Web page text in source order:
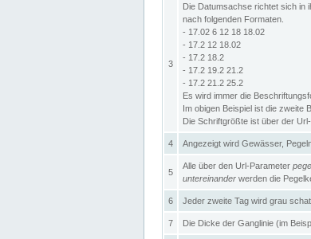
3
Die Datumsachse richtet sich in
nach folgenden Formaten.
- 17.02 6 12 18 18.02
- 17.2 12 18.02
- 17.2 18.2
- 17.2 19.2 21.2
- 17.2 21.2 25.2
Es wird immer die
Im obigen Beispiel ist die zweite
Die Schriftgrößte ist über der
4 Angezeigt wird Gewässer,
5
Alle über den Url-Parameter
untereinander werden die
6 Jeder zweite Tag wird grau
7 Die Dicke der Ganglinie (im